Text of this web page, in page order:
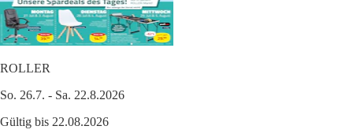
ROLLER
So. 26.7. - Sa. 22.8.2026
Gültig bis 22.08.2026